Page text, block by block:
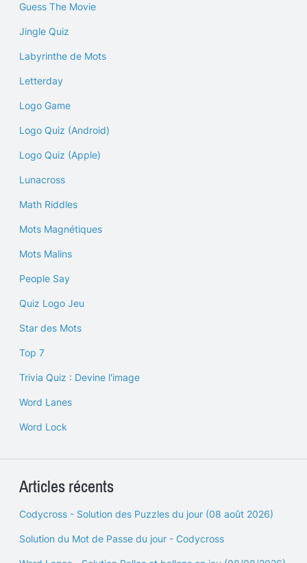
Guess The Movie
Jingle Quiz
Labyrinthe de Mots
Letterday
Logo Game
Logo Quiz (Android)
Logo Quiz (Apple)
Lunacross
Math Riddles
Mots Magnétiques
Mots Malins
People Say
Quiz Logo Jeu
Star des Mots
Top 7
Trivia Quiz : Devine l'image
Word Lanes
Word Lock
Articles récents
Codycross - Solution des Puzzles du jour (08 août 2026)
Solution du Mot de Passe du jour - Codycross